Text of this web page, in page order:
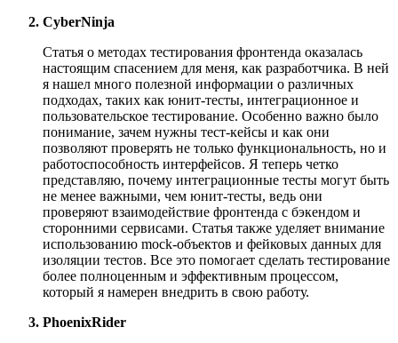
CyberNinja
Статья о методах тестирования фронтенда оказалась
настоящим спасением для меня, как разработчика. В ней
я нашел много полезной информации о различных
подходах, таких как юнит-тесты, интеграционное и
пользовательское тестирование. Особенно важно было
понимание, зачем нужны тест-кейсы и как они
позволяют проверять не только функциональность, но и
работоспособность интерфейсов. Я теперь четко
представляю, почему интеграционные тесты могут быть
не менее важными, чем юнит-тесты, ведь они
проверяют взаимодействие фронтенда с бэкендом и
сторонними сервисами. Статья также уделяет внимание
использованию mock-объектов и фейковых данных для
изоляции тестов. Все это помогает сделать тестирование
более полноценным и эффективным процессом,
который я намерен внедрить в свою работу.
PhoenixRider